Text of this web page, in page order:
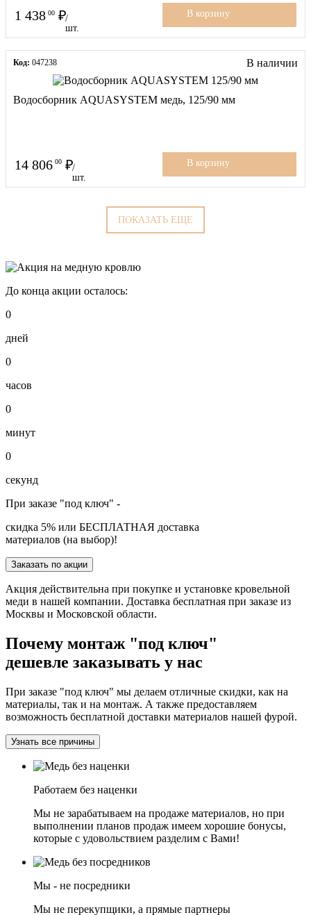
1 438 00
/
шт.
В корзину
Код: 047238 В наличии
Водосборник AQUASYSTEM медь, 125/90 мм
14 806 00
/
шт.
В корзину
ПОКАЗАТЬ ЕЩЕ
До конца акции осталось:
0
дней
0
часов
0
минут
0
секунд
При заказе "под ключ" -
скидка 5% или БЕСПЛАТНАЯ доставка
материалов (на выбор)!
Заказать по акции
Акция действительна при покупке и установке кровельной
меди в нашей компании. Доставка бесплатная при заказе из
Москвы и Московской области.
Почему монтаж "под ключ"
дешевле заказывать у нас
При заказе "под ключ" мы делаем отличные скидки, как на
материалы, так и на монтаж. А также предоставляем
возможность бесплатной доставки материалов нашей фурой.
Узнать все причины
Работаем без наценки
Мы не зарабатываем на продаже материалов, но при
выполнении планов продаж имеем хорошие бонусы,
которые с удовольствием разделим с Вами!
Мы - не посредники
Мы не перекупщики, а прямые партнеры